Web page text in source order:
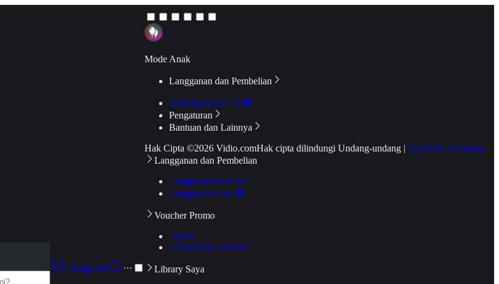
Langganan
···
Mode Anak
Langganan dan Pembelian
Hubungkan ke TV
Pengaturan
Bantuan dan Lainnya
Hak Cipta ©2026 Vidio.comHak cipta dilindungi Undang-undang | Syarat & Ketentuan
Langganan dan Pembelian
Langganan Premier
Langganan Aktif
Voucher Promo
Promo
Pakai Kode Voucher
Library Saya